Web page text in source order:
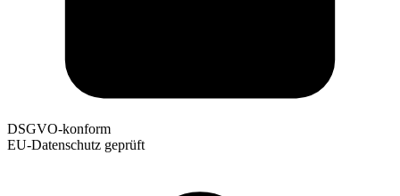
DSGVO-konform
EU-Datenschutz geprüft